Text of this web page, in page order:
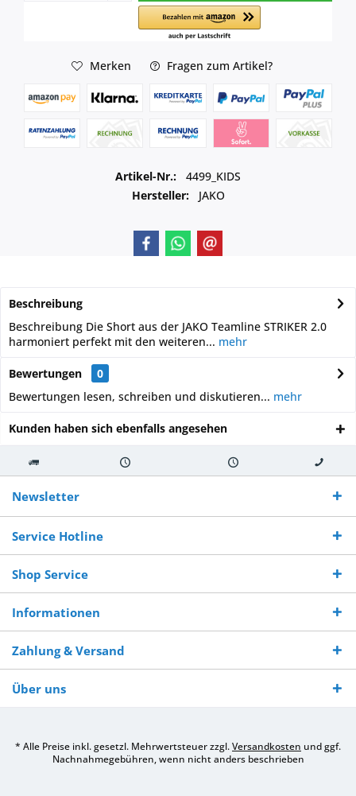
Merken Fragen zum Artikel?
Artikel-Nr.:
4499_KIDS
Hersteller:
JAKO
Beschreibung
Beschreibung Die Short aus der JAKO Teamline STRIKER 2.0
harmoniert perfekt mit den weiteren... mehr
Bewertungen
0
Bewertungen lesen, schreiben und diskutieren... mehr
Kunden haben sich ebenfalls angesehen
Kostenloser
Versand ab €
250,-
Versand innerhalb von Versand von So erreichen
Sie uns 0160
970 511 90
Newsletter
Service Hotline
Shop Service
Informationen
Zahlung & Versand
Über uns
* Alle Preise inkl. gesetzl. Mehrwertsteuer zzgl.Versandkosten und ggf.
Nachnahmegebühren, wenn nicht anders beschrieben